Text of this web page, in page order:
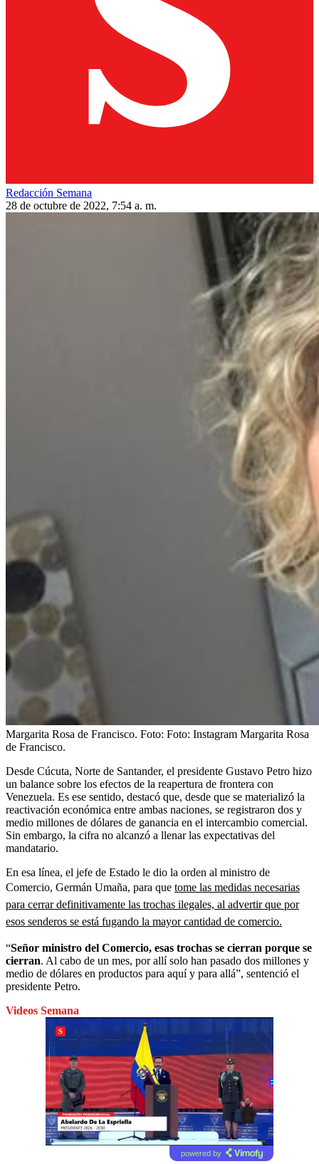
Redacción Semana
28 de octubre de 2022, 7:54 a. m.
Margarita Rosa de Francisco. Foto: Foto: Instagram Margarita Rosa
de Francisco.
Desde Cúcuta, Norte de Santander, el presidente Gustavo Petro hizo
un balance sobre los efectos de la reapertura de frontera con
Venezuela. Es ese sentido, destacó que, desde que se materializó la
reactivación económica entre ambas naciones, se registraron dos y
medio millones de dólares de ganancia en el intercambio comercial.
Sin embargo, la cifra no alcanzó a llenar las expectativas del
mandatario.
En esa línea, el jefe de Estado le dio la orden al ministro de
Comercio, Germán Umaña, para que tome las medidas necesarias
para cerrar definitivamente las trochas ilegales, al advertir que por
esos senderos se está fugando la mayor cantidad de comercio.
“Señor ministro del Comercio, esas trochas se cierran porque se
cierran. Al cabo de un mes, por allí solo han pasado dos millones y
medio de dólares en productos para aquí y para allá”, sentenció el
presidente Petro.
Videos Semana
powered by